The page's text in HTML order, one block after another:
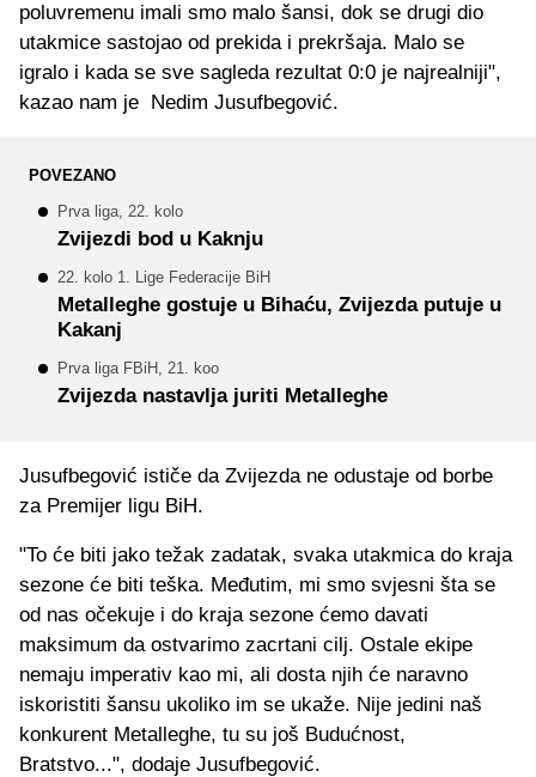
poluvremenu imali smo malo šansi, dok se drugi dio
utakmice sastojao od prekida i prekršaja. Malo se
igralo i kada se sve sagleda rezultat 0:0 je najrealniji",
kazao nam je Nedim Jusufbegović.
POVEZANO
Prva liga, 22. kolo
Zvijezdi bod u Kaknju
22. kolo 1. Lige Federacije BiH
Metalleghe gostuje u Bihaću, Zvijezda putuje u
Kakanj
Prva liga FBiH, 21. koo
Zvijezda nastavlja juriti Metalleghe
Jusufbegović ističe da Zvijezda ne odustaje od borbe
za Premijer ligu BiH.
"To će biti jako težak zadatak, svaka utakmica do kraja
sezone će biti teška. Međutim, mi smo svjesni šta se
od nas očekuje i do kraja sezone ćemo davati
maksimum da ostvarimo zacrtani cilj. Ostale ekipe
nemaju imperativ kao mi, ali dosta njih će naravno
iskoristiti šansu ukoliko im se ukaže. Nije jedini naš
konkurent Metalleghe, tu su još Budućnost,
Bratstvo...", dodaje Jusufbegović.